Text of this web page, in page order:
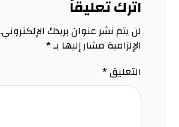
اترك تعليقاً
لن يتم نشر عنوان بريدك الإلكتروني.
الإلزامية مشار إليها بـ*
التعليق*